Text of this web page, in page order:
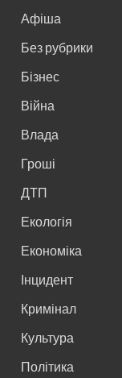
Афіша
Без рубрики
Бізнес
Війна
Влада
Гроші
ДТП
Екологія
Економіка
Інцидент
Кримінал
Культура
Політика